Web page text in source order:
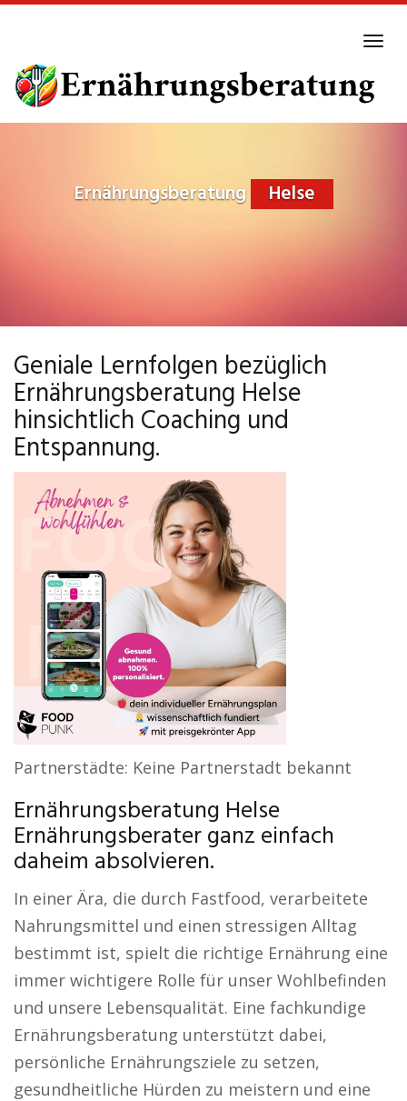
main
content
Ernährungsberatung Helse
Geniale Lernfolgen bezüglich
Ernährungsberatung Helse
hinsichtlich Coaching und
Entspannung.
Partnerstädte: Keine Partnerstadt bekannt
Ernährungsberatung Helse
Ernährungsberater ganz einfach
daheim absolvieren.
In einer Ära, die durch Fastfood, verarbeitete
Nahrungsmittel und einen stressigen Alltag
bestimmt ist, spielt die richtige Ernährung eine
immer wichtigere Rolle für unser Wohlbefinden
und unsere Lebensqualität. Eine fachkundige
Ernährungsberatung unterstützt dabei,
persönliche Ernährungsziele zu setzen,
gesundheitliche Hürden zu meistern und eine